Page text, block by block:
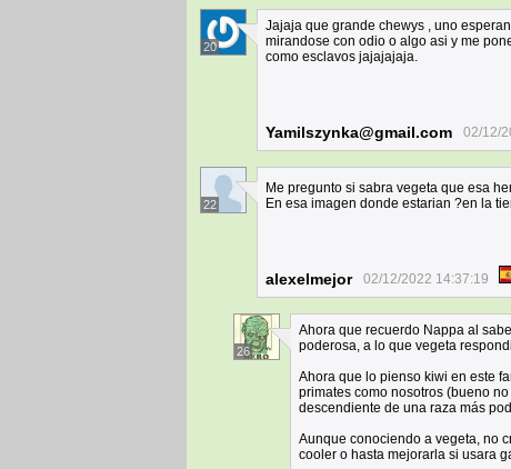
20
Jajaja que grande chewys , uno
mirandose con odio o algo asi y me
como esclavos jajajajaja.
Yamilszynka@gmail.com 02/12/
22
Me pregunto si sabra vegeta que esa
En esa imagen donde estarian ?en la
alexelmejor 02/12/2022 14:37:19
26
Ahora que recuerdo Nappa al
poderosa, a lo que vegeta
Ahora que lo pienso kiwi en este
primates como nosotros (bueno
descendiente de una raza más
Aunque conociendo a vegeta, no
cooler o hasta mejorarla si usara